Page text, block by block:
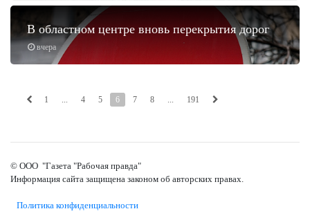
вчера
В областном центре вновь перекрытия дорог
1 ... 4 5 6 7 8 ... 191
© ООО "Газета "Рабочая правда"
Информация сайта защищена законом об авторских правах.
Политика конфиденциальности